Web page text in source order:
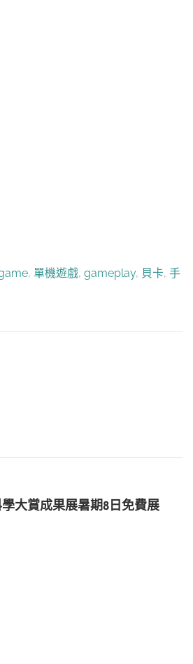
, 單機遊戲, gameplay, 貝卡, 手
大賞成果展暑期8日免費展